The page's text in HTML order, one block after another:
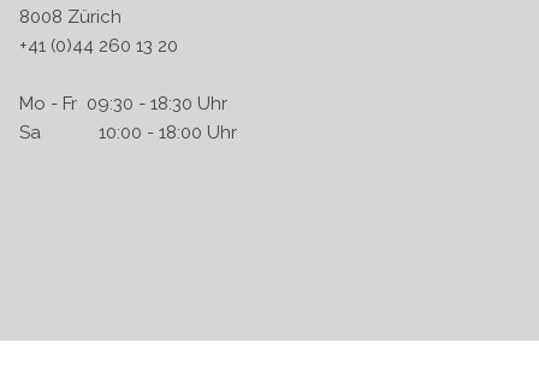
8008 Zürich
+41 (0)44 260 13 20
Mo - Fr 09:30 - 18:30 Uhr
Sa 10:00 - 18:00 Uhr